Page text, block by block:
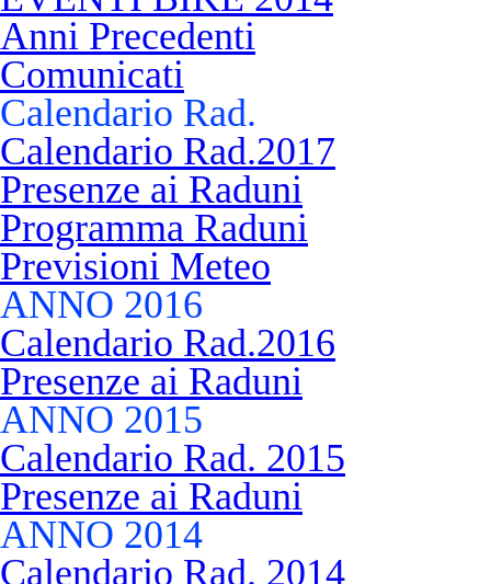
Anni Precedenti
Comunicati
Calendario Rad.
Calendario Rad.2017
Presenze ai Raduni
Programma Raduni
Previsioni Meteo
ANNO 2016
Calendario Rad.2016
Presenze ai Raduni
ANNO 2015
Calendario Rad. 2015
Presenze ai Raduni
ANNO 2014
Calendario Rad. 2014